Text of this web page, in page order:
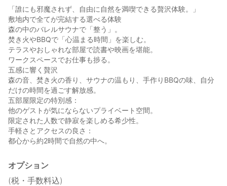
「誰にも邪魔されず、自由に自然を満喫できる贅沢体験。」
敷地内で全てが完結する選べる体験
森の中のバレルサウナで「整う」。
焚き火やBBQで「心温まる時間」を楽しむ。
テラスやおしゃれな部屋で読書や映画を堪能。
ワークスペースでお仕事も捗る。
五感に響く贅沢
森の音、焚き火の香り、サウナの温もり、手作りBBQの味、自分
だけの時間を過ごす解放感。
五部屋限定の特別感：
他のゲストが気にならないプライベート空間。
限定された人数で静寂を楽しめる希少性。
手軽さとアクセスの良さ：
都心から約2時間で自然の中へ。
オプション
(税・手数料込)